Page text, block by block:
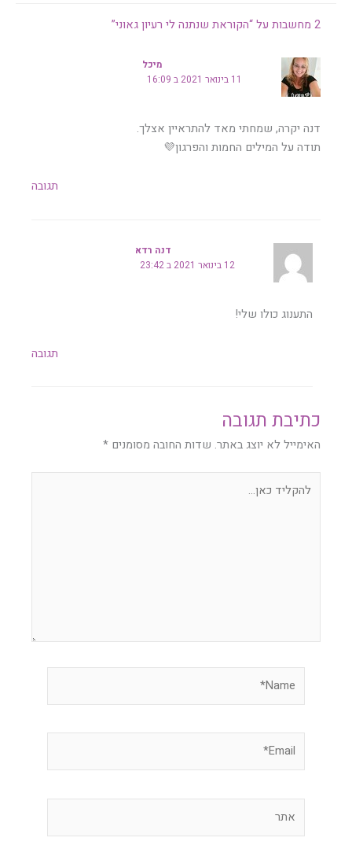
2 מחשבות על “הקוראת שנתנה לי רעיון גאוני”
מיכל
11 בינואר 2021 ב 16:09
דנה יקרה, שמחתי מאד להתראיין אצלך.
תודה על המילים החמות והפרגון💜
תגובה
דנה רדא
12 בינואר 2021 ב 23:42
התענוג כולו שלי!
תגובה
כתיבת תגובה
האימייל לא יוצג באתר. שדות החובה מסומנים *
כאן...